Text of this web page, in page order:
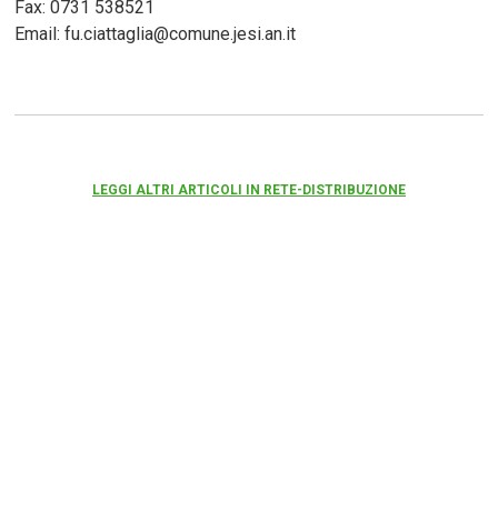
Fax: 0731 538521
Email: fu.ciattaglia@comune.jesi.an.it
LEGGI ALTRI ARTICOLI IN RETE-DISTRIBUZIONE